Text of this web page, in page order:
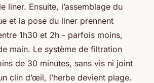
liner. Ensuite, l’assemblage du
et la pose du liner prennent
1h30 et 2h - parfois moins,
main. Le système de filtration
de 30 minutes, sans vis ni joint
clin d’œil, l’herbe devient plage.